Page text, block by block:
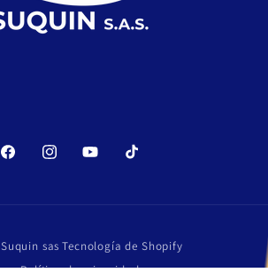
FacebookInstagramYouTubeTikTok
Suquin sas Tecnología de Shopify
Política de privacidad